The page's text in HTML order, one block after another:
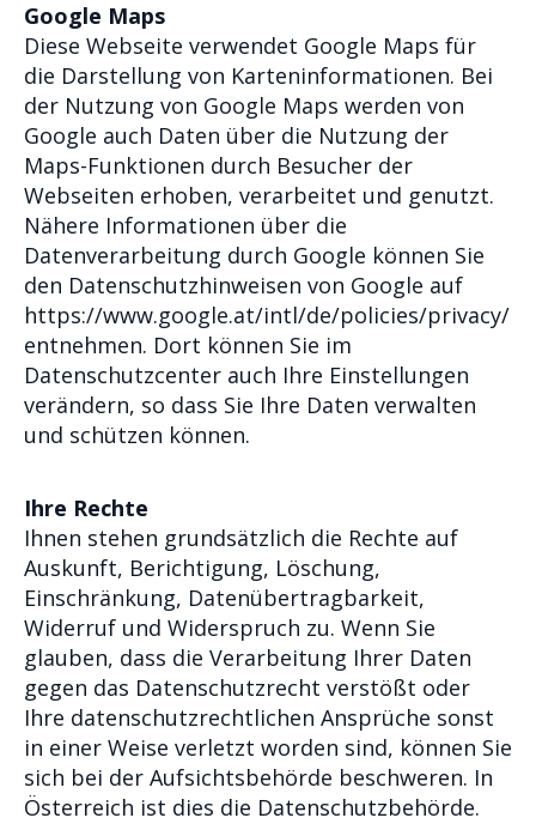
Google Maps
Diese Webseite verwendet Google Maps für
die Darstellung von Karteninformationen. Bei
der Nutzung von Google Maps werden von
Google auch Daten über die Nutzung der
Maps-Funktionen durch Besucher der
Webseiten erhoben, verarbeitet und genutzt.
Nähere Informationen über die
Datenverarbeitung durch Google können Sie
den Datenschutzhinweisen von Google auf
https://www.google.at/intl/de/policies/privacy/
entnehmen. Dort können Sie im
Datenschutzcenter auch Ihre Einstellungen
verändern, so dass Sie Ihre Daten verwalten
und schützen können.
Ihre Rechte
Ihnen stehen grundsätzlich die Rechte auf
Auskunft, Berichtigung, Löschung,
Einschränkung, Datenübertragbarkeit,
Widerruf und Widerspruch zu. Wenn Sie
glauben, dass die Verarbeitung Ihrer Daten
gegen das Datenschutzrecht verstößt oder
Ihre datenschutzrechtlichen Ansprüche sonst
in einer Weise verletzt worden sind, können Sie
sich bei der Aufsichtsbehörde beschweren. In
Österreich ist dies die Datenschutzbehörde.